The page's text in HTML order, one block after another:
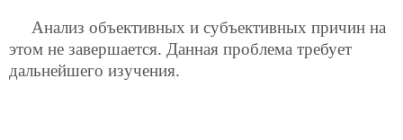
Анализ объективных и субъективных причин на
этом не завершается. Данная проблема требует
дальнейшего изучения.